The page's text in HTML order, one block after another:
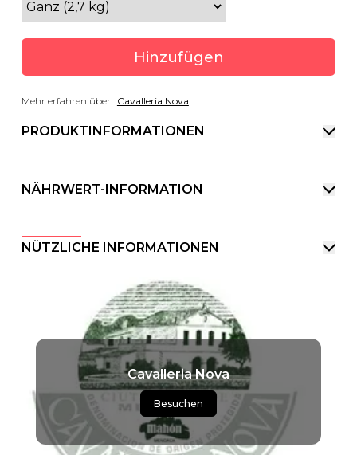
Hinzufügen
Mehr erfahren über Cavalleria Nova
PRODUKTINFORMATIONEN
NÄHRWERT-INFORMATION
NÜTZLICHE INFORMATIONEN
Cavalleria Nova
Besuchen